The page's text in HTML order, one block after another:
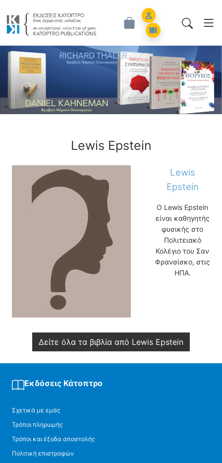
Εκδόσεις Κάτοπτρο - Επιστημονικά
Account
Orders
Lewis Epstein
Lewis
Epstein
Ο Lewis Epstein
είναι καθηγητής
φυσικής στο
Πολιτειακό
Κολέγιο του Σαν
Φρανσίσκο, στις
ΗΠΑ.
Δείτε όλα τα βιβλία από Lewis Epstein
Εκδόσεις Κάτοπτρο
Σχετικά με εμάς
Τρόποι πληρωμής
Τρόποι και έξοδα αποστολής
Πολιτική επιστροφών